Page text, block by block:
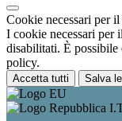
Cookie necessari per
I cookie necessari per
disabilitati. È possibile
policy.
Accetta tutti Salva